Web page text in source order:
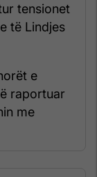
tensionet
të Lindjes
e
raportuar
me